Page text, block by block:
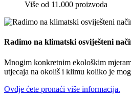
Više od 11.000 proizvoda
Radimo na klimatski osviješteni
Mnogim konkretnim ekološkim
utjecaja na okoliš i klimu koliko je
Ovdje ćete pronaći više informacija.